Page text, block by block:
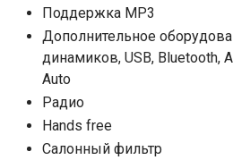
Поддержка MP3
Дополнительное
динамиков, USB, Bluetooth,
Auto
Радио
Hands free
Салонный фильтр